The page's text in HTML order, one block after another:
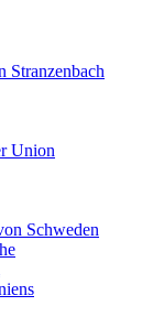
Stranzenbach
Union
Schweden